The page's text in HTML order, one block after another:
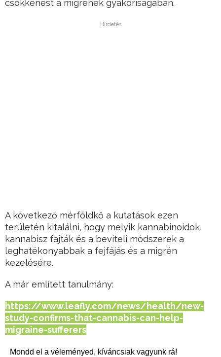
csökkenést a migrének gyakoriságában.
Hirdetés
A következő mérföldkő a kutatások ezen
területén kitalálni, hogy melyik kannabinoidok,
kannabisz fajták és a beviteli módszerek a
leghatékonyabbak a fejfájás és a migrén
kezelésére.
A már említett tanulmány:
https://www.leafly.com/news/health/new-
study-confirms-that-cannabis-can-help-
migraine-sufferers
Mondd el a véleményed, kíváncsiak vagyunk rá!